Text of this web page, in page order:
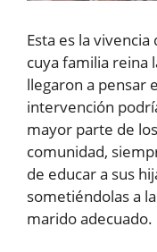
Esta es la
cuya familia reina
llegaron a pensar
intervención
mayor parte de
comunidad,
de educar a sus
sometiéndolas a
marido adecuado.